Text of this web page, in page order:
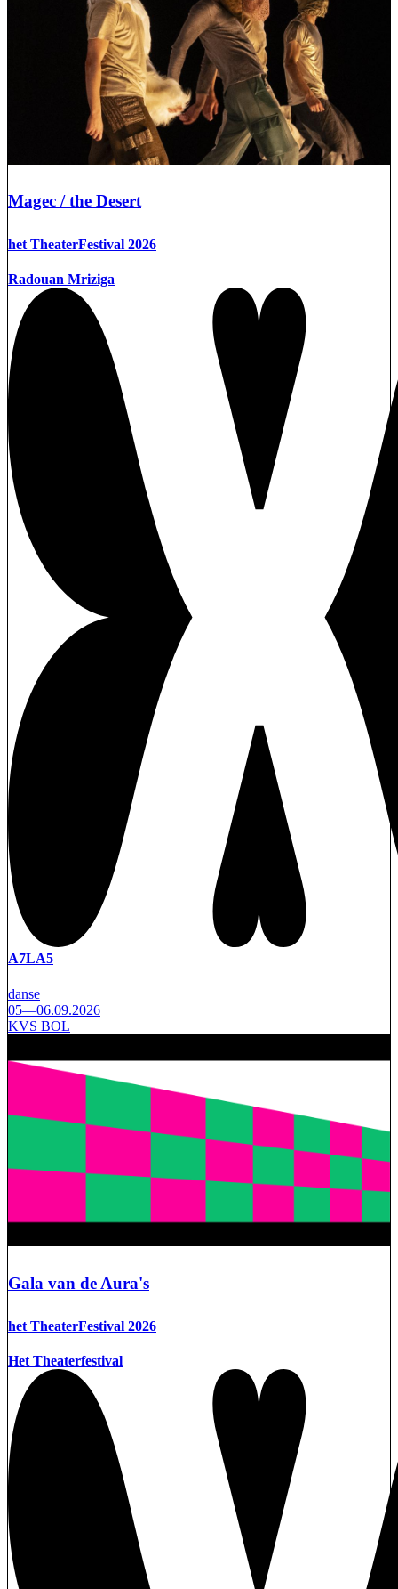
Magec / the Desert
het TheaterFestival 2026
Radouan Mriziga
A7LA5
danse
05—06.09.2026
KVS BOL
Gala van de Aura's
het TheaterFestival 2026
Het Theaterfestival